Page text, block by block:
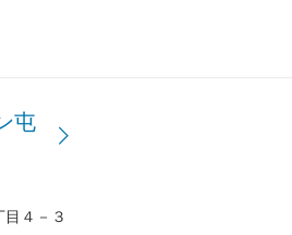
屯
４－３